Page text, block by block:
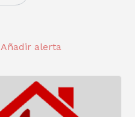
Añadir alerta